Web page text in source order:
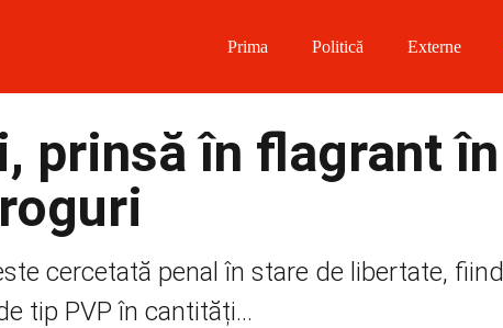
Prima Politică Externe
prinsă în flagrant în
cercetată penal în stare de libertate, fiind
tip PVP în cantități...